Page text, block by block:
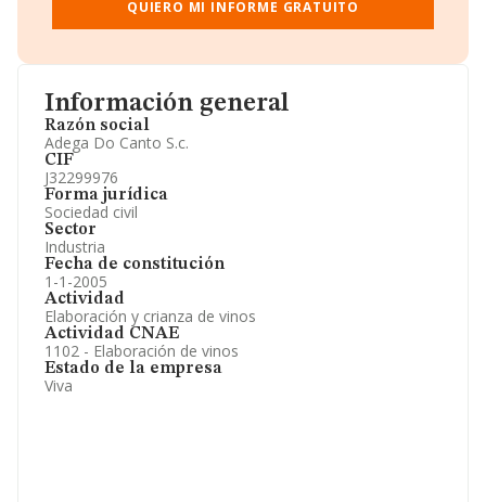
Información general
Razón social
Adega Do Canto S.c.
CIF
J32299976
Forma jurídica
Sociedad civil
Sector
Industria
Fecha de constitución
1-1-2005
Actividad
Elaboración y crianza de vinos
Actividad CNAE
1102 - Elaboración de vinos
Estado de la empresa
Viva
Consejo de Administración y Administradores.
Directivos y Ejecutivos.
Información oficial y registral complementaria.
QUIERO MI INFORME GRATUITO